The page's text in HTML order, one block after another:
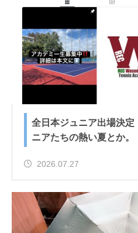
全日本ジュニア出場決定
ニアたちの熱い夏とか。
2026.07.27